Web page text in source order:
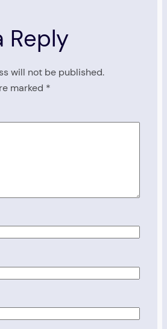
Reply
will not be published.
marked *